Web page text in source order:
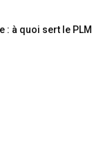
à quoi sert le PLM